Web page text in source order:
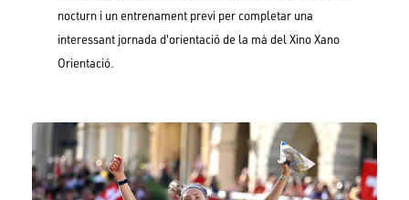
nocturn i un entrenament previ per completar una
interessant jornada d'orientació de la mà del Xino Xano
Orientació.